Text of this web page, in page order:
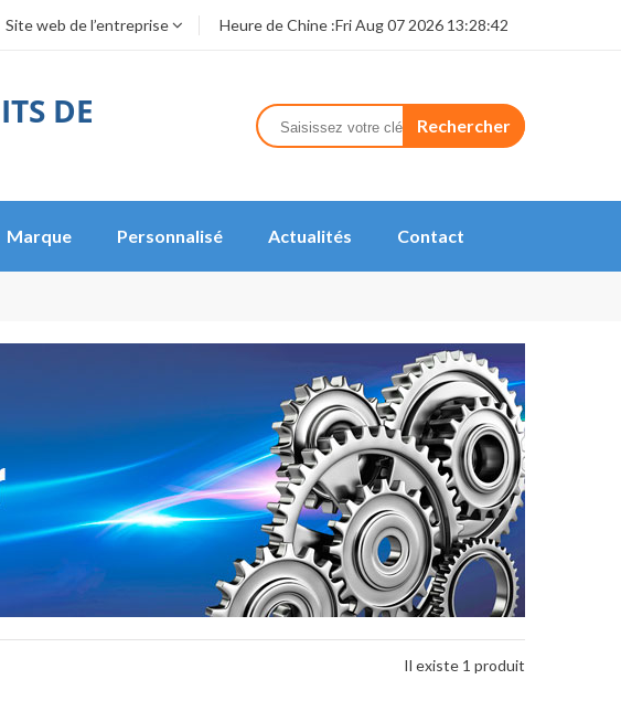
Site web de l’entreprise Heure de Chine :Fri Aug 07 2026 13:28:42
DE Rechercher
Marque Personnalisé Actualités Contact
Il existe 1 produit